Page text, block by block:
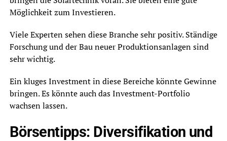
Möglichkeit zum Investieren.
Viele Experten sehen diese Branche sehr positiv. Ständige
Forschung und der Bau neuer Produktionsanlagen sind
sehr wichtig.
Ein kluges Investment in diese Bereiche könnte Gewinne
bringen. Es könnte auch das Investment-Portfolio
wachsen lassen.
Börsentipps: Diversifikation und